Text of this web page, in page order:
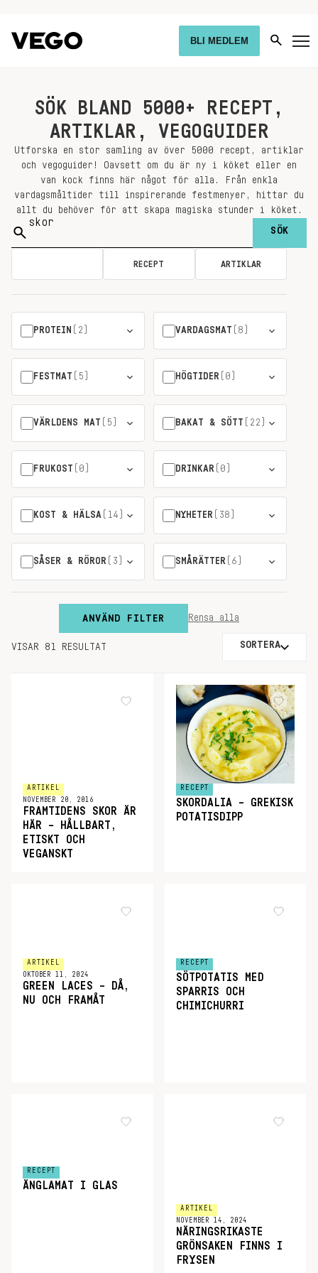
BLI MEDLEM
SÖK BLAND 5000+ RECEPT,
ARTIKLAR, VEGOGUIDER
Utforska en stor samling av över 5000 recept, artiklar
och vegoguider! Oavsett om du är ny i köket eller en
van kock finns här något för alla. Från enkla
vardagsmåltider till inspirerande festmenyer, hittar du
allt du behöver för att skapa magiska stunder i köket.
Sök
på:
RECEPT ARTIKLAR
PROTEIN (2) VARDAGSMAT (8)
FESTMAT (5) HÖGTIDER (0)
VÄRLDENS MAT (5) BAKAT & SÖTT (22)
FRUKOST (0) DRINKAR (0)
KOST & HÄLSA (14) NYHETER (38)
SÅSER & RÖROR (3) SMÅRÄTTER (6)
ANVÄND FILTER Rensa alla
VISAR 81 RESULTAT SORTERA
ARTIKEL
NOVEMBER 20, 2016
FRAMTIDENS SKOR ÄR
HÄR – HÅLLBART,
ETISKT OCH
VEGANSKT
RECEPT
SKORDALIA – GREKISK
POTATISDIPP
ARTIKEL
OKTOBER 11, 2024
GREEN LACES – DÅ,
NU OCH FRAMÅT
RECEPT
SÖTPOTATIS MED
SPARRIS OCH
CHIMICHURRI
RECEPT
ÄNGLAMAT I GLAS
ARTIKEL
NOVEMBER 14, 2024
NÄRINGSRIKASTE
GRÖNSAKEN FINNS I
FRYSEN